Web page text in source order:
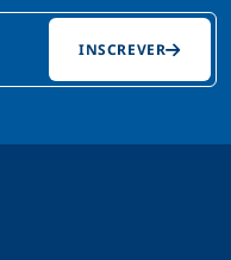
INSCREVER